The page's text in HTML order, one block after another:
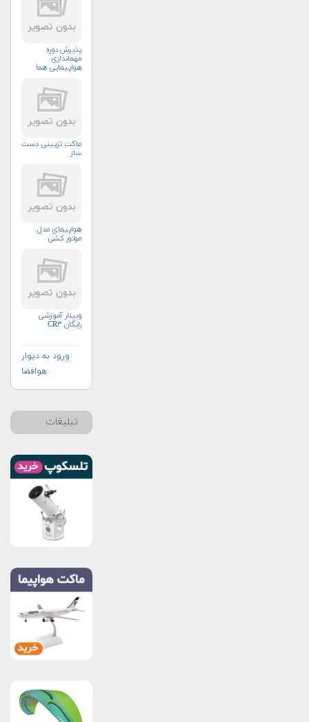
پذیرش دوره
مهمانداری
هواپیمایی هما
ماکت تزیینی دست
ساز
هواپیمای مدل
موتور کشی
وبینار آموزشی
رایگان CR۳
ورود به دیوار
هوافضا
تبلیغات